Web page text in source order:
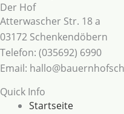
Der Hof
Atterwascher Str. 18 a
03172 Schenkendöbern
Telefon: (035692) 6990
Email:
Quick Info
Startseite